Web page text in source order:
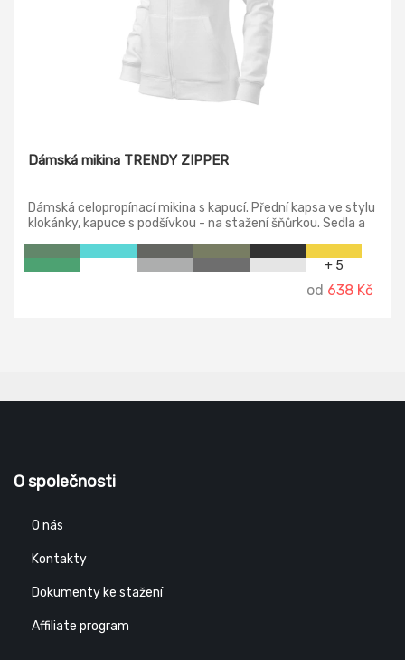
Dámská mikina TRENDY ZIPPER
Dámská celopropínací mikina s kapucí. Přední kapsa ve stylu
klokánky, kapuce s podšívkou - na stažení šňůrkou. Sedla a
+ 5
od 638 Kč
O společnosti
O nás
Kontakty
Dokumenty ke stažení
Affiliate program